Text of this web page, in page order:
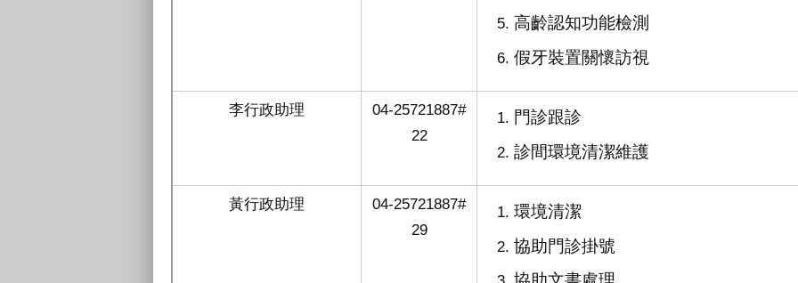
高齡認知功能檢測
假牙裝置關懷訪視
李行政助理
04-25721887#
22
門診跟診
診間環境清潔維護
黃行政助理
04-25721887#
29
環境清潔
協助門診掛號